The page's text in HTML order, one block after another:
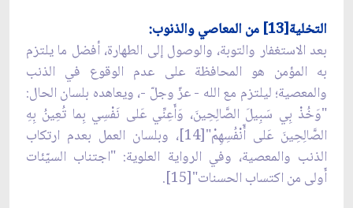
التخلية[13] من المعاصي والذنوب:
بعد الاستغفار والتوبة، والوصول إلى الطهارة، أفضل ما يلتزم
به المؤمن هو المحافظة على عدم الوقوع في الذنب
والمعصية؛ ليلتزم مع الله - عزّ وجلّ -، ويعاهده بلسان الحال:
"وَخُذْ بِي سَبِيلَ الصَّالِحِينَ، وَأَعِنِّي عَلى نَفْسِي بِما تُعِينُ بِهِ
الصَّالِحِينَ عَلى أّنْفُسِهِمْ"[14]، وبلسان العمل بعدم ارتكاب
الذنب والمعصية، وفي الرواية العلوية: "اجتناب السيّئات
أَولى من اكتساب الحسنات"[15].